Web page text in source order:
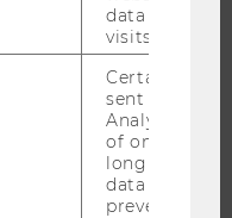
data from
visits.
Certain data
sent to
Analytics a
of once per
long as it is
data
prevented.